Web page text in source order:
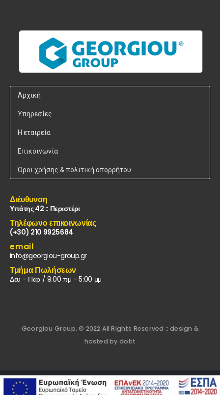
Αρχική
Υπηρεσίες
Η εταιρεία
Επικοινωνία
Όροι χρήσης & πολιτική απορρήτου
Διέυθυνση
Υπάτης 42 :: Περιστέρι
Τηλέφωνο επικοινωνίας
(+30) 210 9925684
email
info@georgiou-group.gr
Τμήμα Πωλήσεων
Δευ - Παρ / 9:00 πμ - 5:00 μμ
Georgiou Group. © 2022 All Rights Reserved :: design &
hosted by dotit